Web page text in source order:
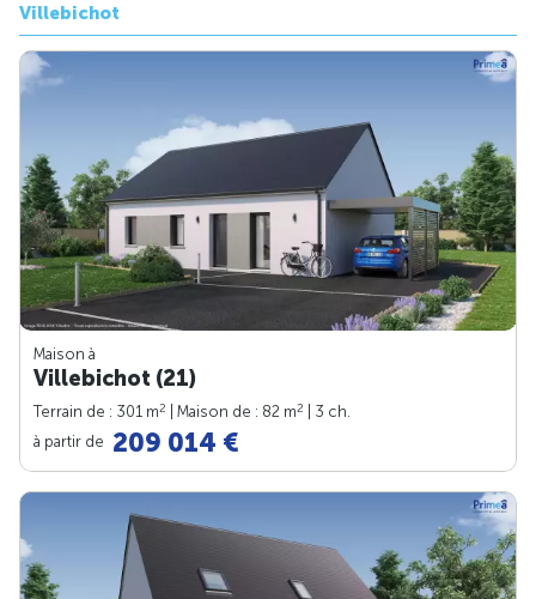
Villebichot
Maison à
Villebichot (21)
Terrain de : 301 m2 | Maison de : 82 m2
| 3 ch.
à partir de 209 014 €